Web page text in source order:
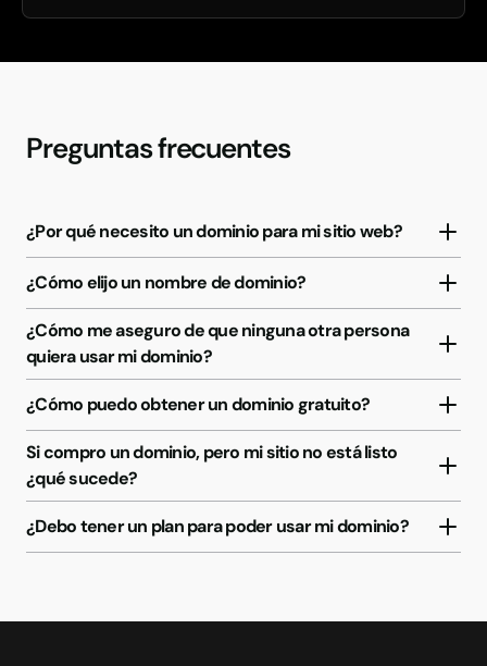
Preguntas frecuentes
¿Por qué necesito un dominio para mi sitio web?
¿Cómo elijo un nombre de dominio?
¿Cómo me aseguro de que ninguna otra persona
quiera usar mi dominio?
¿Cómo puedo obtener un dominio gratuito?
Si compro un dominio, pero mi sitio no está listo
¿qué sucede?
¿Debo tener un plan para poder usar mi dominio?